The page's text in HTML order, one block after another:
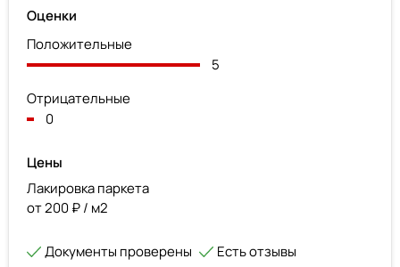
Оценки
Положительные
5
Отрицательные
0
Цены
Лакировка паркета
от 200 ₽ / м2
Документы проверены
Есть отзывы